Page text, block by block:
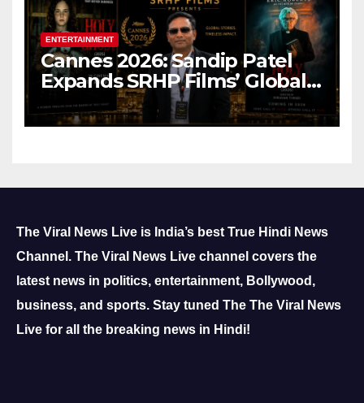
ENTERTAINMENT
Cannes 2026: Sandip Patel
Expands SRHP Films’ Global
Reach
The Viral News Live is India’s best True Hindi News
Channel. The Viral News Live channel covers the
latest news in politics, entertainment, Bollywood,
business, and sports. Stay tuned The The Viral News
Live for all the breaking news in Hindi!